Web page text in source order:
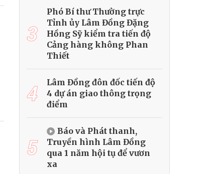
3
Phó Bí thư Thường trực
Tỉnh ủy Lâm Đồng Đặng
Hồng Sỹ kiểm tra tiến độ
Cảng hàng không Phan
Thiết
4
Lâm Đồng đôn đốc tiến độ
4 dự án giao thông trọng
điểm
5
Báo và Phát thanh,
Truyền hình Lâm Đồng
qua 1 năm hội tụ để vươn
xa